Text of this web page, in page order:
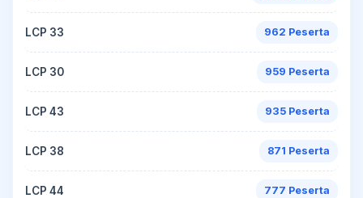
LCP 33 962 Peserta
LCP 30 959 Peserta
LCP 43 935 Peserta
LCP 38 871 Peserta
LCP 44 777 Peserta